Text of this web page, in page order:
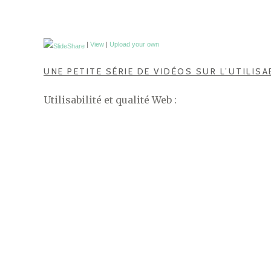
| View | Upload your own
UNE PETITE SÉRIE DE VIDÉOS SUR
Utilisabilité et qualité Web :